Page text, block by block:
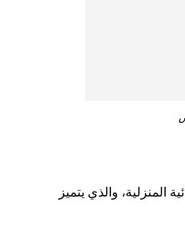
المنزلية، والذي يتميز